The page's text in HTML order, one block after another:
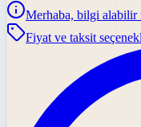
Merhaba, bilgi alabilir
Fiyat ve taksit